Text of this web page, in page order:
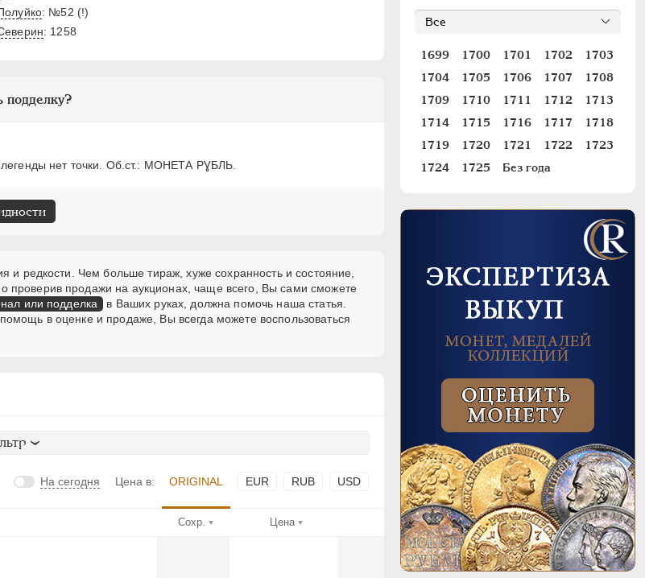
: №52 (!)
: 1258
подделку?
нет точки. Об.ст.: МОНЕТА РƔБЛЬ.
редкости. Чем больше тираж, хуже сохранность и состояние,
проверив продажи на аукционах, чаще всего, Вы сами сможете
или подделка
в Ваших руках, должна помочь наша статья.
в оценке и продаже, Вы всегда можете воспользоваться
На сегодня Цена в: ORIGINAL EUR RUB USD
Сохр. Цена
1699 1700 1701 1702
1703
1704
1705 1706 1707
1708
1709
1710 1711 1712
1713
1714
1715 1716 1717
1718
1719
1720 1721 1722
1723
1724
1725 Без года